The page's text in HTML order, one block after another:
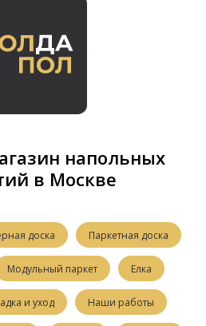
напольных
в Москве
доска Паркетная доска
Модульный паркет Елка
и уход Наши работы